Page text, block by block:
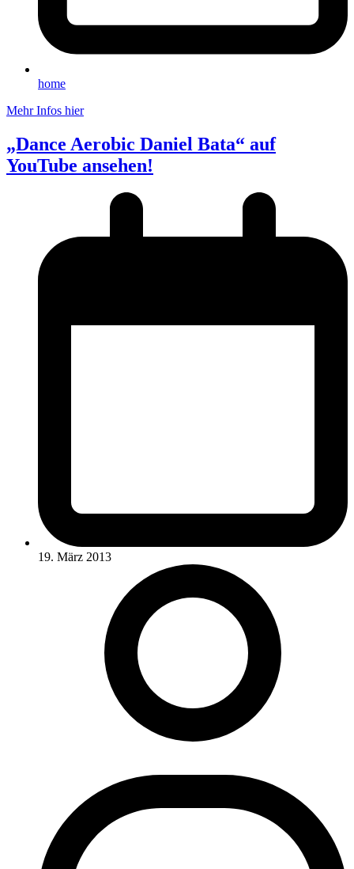
home
Mehr Infos hier
„Dance Aerobic Daniel Bata“ auf
YouTube ansehen!
19. März 2013